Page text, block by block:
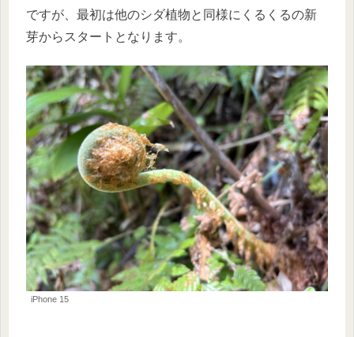
ですが、最初は他のシダ植物と同様にくるくるの新
芽からスタートとなります。
iPhone 15